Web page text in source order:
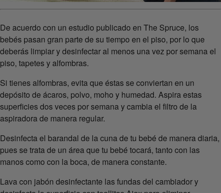
De acuerdo con un estudio publicado en The Spruce, los
bebés pasan gran parte de su tiempo en el piso, por lo que
deberás limpiar y desinfectar al menos una vez por semana el
piso, tapetes y alfombras.
Si tienes alfombras, evita que éstas se conviertan en un
depósito de ácaros, polvo, moho y humedad. Aspira estas
superficies dos veces por semana y cambia el filtro de la
aspiradora de manera regular.
Desinfecta el barandal de la cuna de tu bebé de manera diaria,
pues se trata de un área que tu bebé tocará, tanto con las
manos como con la boca, de manera constante.
Lava con jabón desinfectante las fundas del cambiador y